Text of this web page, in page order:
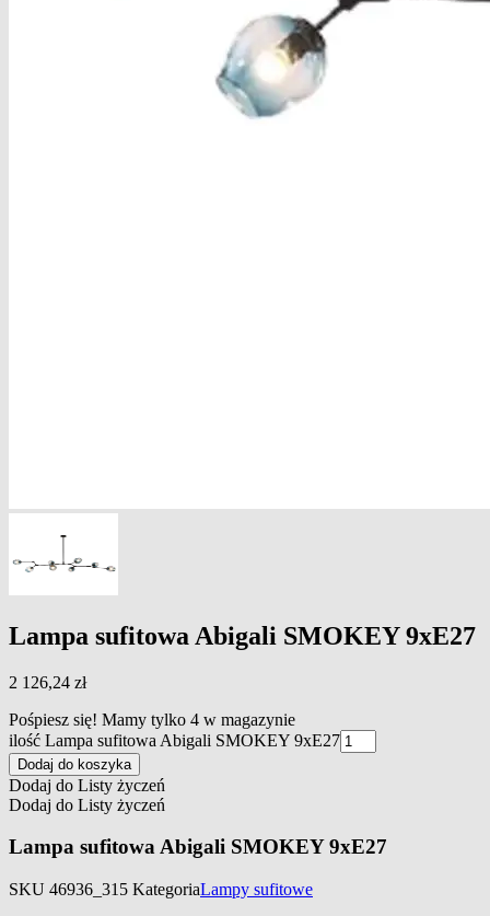
Lampa sufitowa Abigali SMOKEY 9xE27
2 126,24 zł
Pośpiesz się! Mamy tylko 4 w magazynie
ilość Lampa sufitowa Abigali SMOKEY 9xE27
Dodaj do koszyka
Dodaj do Listy życzeń
Dodaj do Listy życzeń
Lampa sufitowa Abigali SMOKEY 9xE27
SKU 46936_315 KategoriaLampy sufitowe